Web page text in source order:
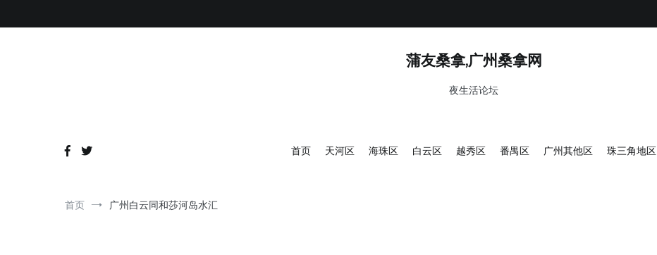
蒲友桑拿,广州桑拿网
夜生活论坛
首页 天河区 海珠区 白云区 越秀区 番禺区 广州其他区 珠三角地区
首页 广州白云同和莎河岛水汇